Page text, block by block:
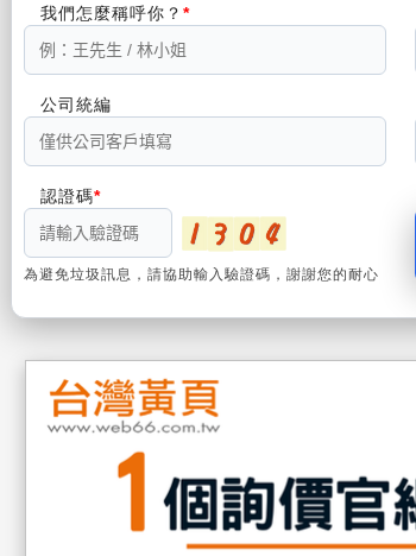
我們怎麼稱呼你？
公司統編
認證碼
為避免垃圾訊息，請協助輸入驗證碼，謝謝您的耐心